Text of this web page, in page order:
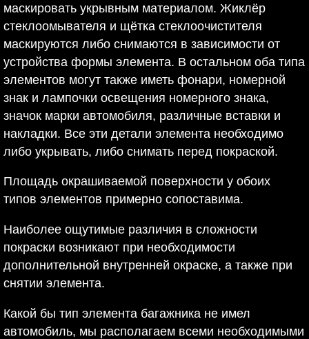
маскировать укрывным материалом. Жиклёр
стеклоомывателя и щётка стеклоочистителя
маскируются либо снимаются в зависимости от
устройства формы элемента. В остальном оба типа
элементов могут также иметь фонари, номерной
знак и лампочки освещения номерного знака,
значок марки автомобиля, различные вставки и
накладки. Все эти детали элемента необходимо
либо укрывать, либо снимать перед покраской.
Площадь окрашиваемой поверхности у обоих
типов элементов примерно сопоставима.
Наиболее ощутимые различия в сложности
покраски возникают при необходимости
дополнительной внутренней окраске, а также при
снятии элемента.
Какой бы тип элемента багажника не имел
автомобиль, мы располагаем всеми необходимыми